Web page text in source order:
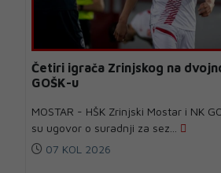
Četiri igrača Zrinjskog na
GOŠK-u
MOSTAR - HŠK Zrinjski Mostar i NK
su ugovor o suradnji za sez...
07 KOL 2026